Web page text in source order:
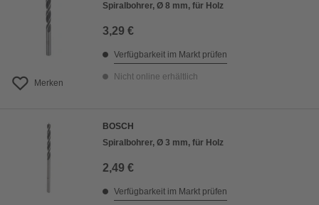
Merken
Spiralbohrer, Ø 8 mm, für Holz
3,29 €
Verfügbarkeit im Markt prüfen
Nicht online erhältlich
BOSCH
Spiralbohrer, Ø 3 mm, für Holz
2,49 €
Verfügbarkeit im Markt prüfen